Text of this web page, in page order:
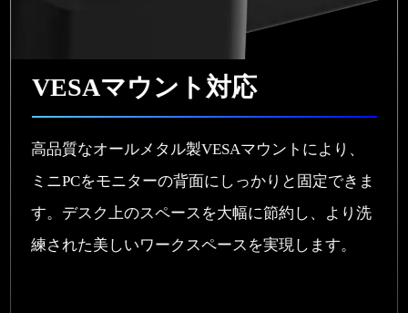
VESAマウント対応
高品質なオールメタル製VESAマウントにより、
ミニPCをモニターの背面にしっかりと固定できま
す。デスク上のスペースを大幅に節約し、より洗
練された美しいワークスペースを実現します。